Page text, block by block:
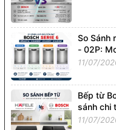
So Sánh
- 02P:
11/07/
Bếp từ
sánh chi
11/07/